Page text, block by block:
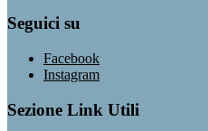
Seguici su
Facebook
Instagram
Sezione Link Utili